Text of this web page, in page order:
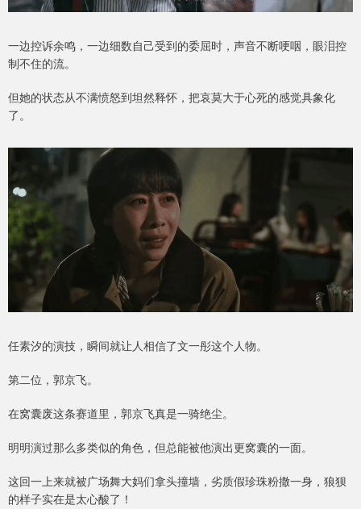
一边控诉余鸣，一边细数自己受到的委屈时，声音不断哽咽，眼泪控
制不住的流。
但她的状态从不满愤怒到坦然释怀，把哀莫大于心死的感觉具象化
了。
任素汐的演技，瞬间就让人相信了文一彤这个人物。
第二位，郭京飞。
在窝囊废这条赛道里，郭京飞真是一骑绝尘。
明明演过那么多类似的角色，但总能被他演出更窝囊的一面。
这回一上来就被广场舞大妈们拿头撞墙，劣质假珍珠粉撒一身，狼狈
的样子实在是太心酸了！